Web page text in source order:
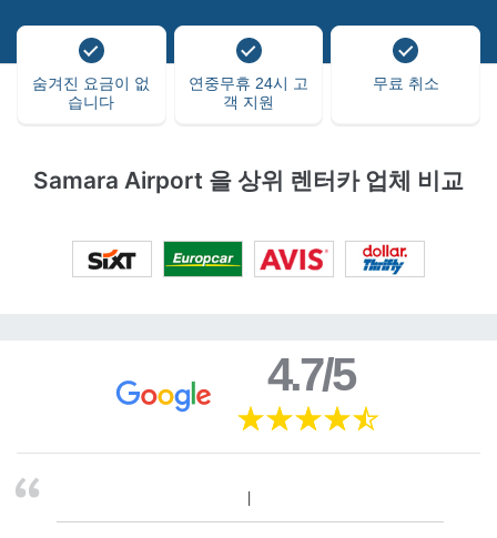
숨겨진 요금이 없
습니다
연중무휴 24시 고
객 지원
무료 취소
Samara Airport 을 상위 렌터카 업체 비교
4.7/5